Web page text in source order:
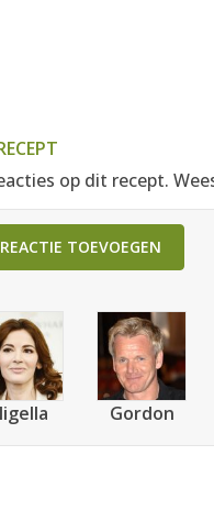
op dit recept.
REACTIE TOEVOEGEN
Gordon